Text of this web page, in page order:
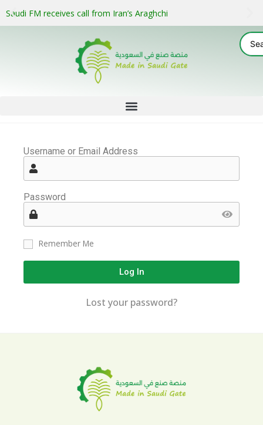
Saudi FM receives call from Iran’s Araghchi
Username or Email Address
Password
Remember Me
Log In
Lost your password?